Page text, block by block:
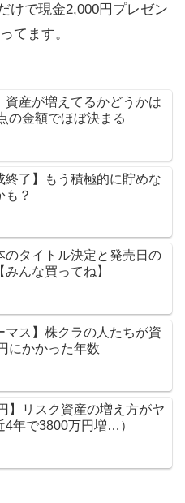
けで現金2,000円プレゼン
てます。
資産が増えてるかどうかは
の金額でほぼ決まる
終了】もう積極的に貯めな
も？
のタイトル決定と発売日の
みんな買ってね】
マス】株クラの人たちが資
にかかった年数
】リスク資産の増え方がヤ
4年で3800万円増…）